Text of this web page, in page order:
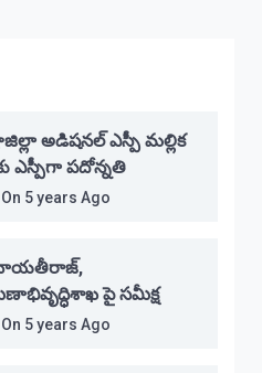
అడిషనల్ ఎస్పీ మల్లిక
కు ఎస్పీగా పదోన్నతి
On 5 years Ago
పై సమీక్ష
On 5 years Ago